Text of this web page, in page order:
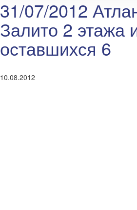
31/07/2012
Залито 2 этажа
оставшихся 6
10.08.2012